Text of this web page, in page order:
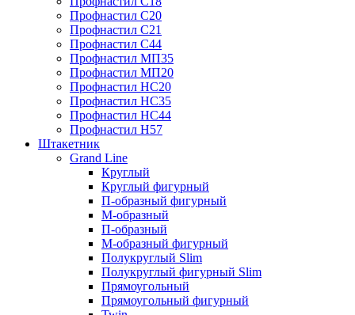
Профнастил С20
Профнастил С21
Профнастил С44
Профнастил МП35
Профнастил МП20
Профнастил НС20
Профнастил НС35
Профнастил НС44
Профнастил Н57
Штакетник
Grand Line
Круглый
Круглый фигурный
П-образный фигурный
М-образный
П-образный
М-образный фигурный
Полукруглый Slim
Полукруглый фигурный Slim
Прямоугольный
Прямоугольный фигурный